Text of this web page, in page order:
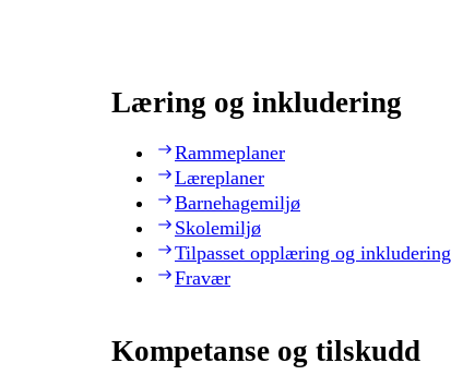
Læring og inkludering
Rammeplaner
Læreplaner
Barnehagemiljø
Skolemiljø
Tilpasset opplæring og inkludering
Fravær
Kompetanse og tilskudd